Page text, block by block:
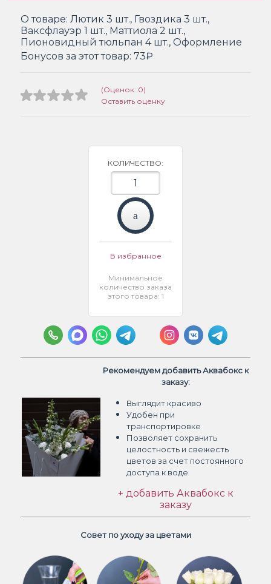
О товаре: Лютик 3 шт., Гвоздика 3 шт.,
Ваксфлауэр 1 шт., Маттиола 2 шт.,
Пионовидный тюльпан 4 шт., Оформление
Бонусов за этот товар: 73₽
(Оценок: 0)
Оставить оценку
КОЛИЧЕСТВО:
В избранное
Минимальное
количество заказа
этого товара: 1
Рекомендуем добавить Аквабокс к
заказу:
Выглядит красиво
Удобен при
транспортировке
Позволяет сохранить
целостность и свежесть
цветов за счет постоянного
доступа к воде
+ добавить Аквабокс к
заказу
Совет по уходу за цветами